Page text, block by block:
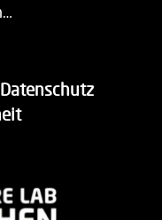
Datenschutz